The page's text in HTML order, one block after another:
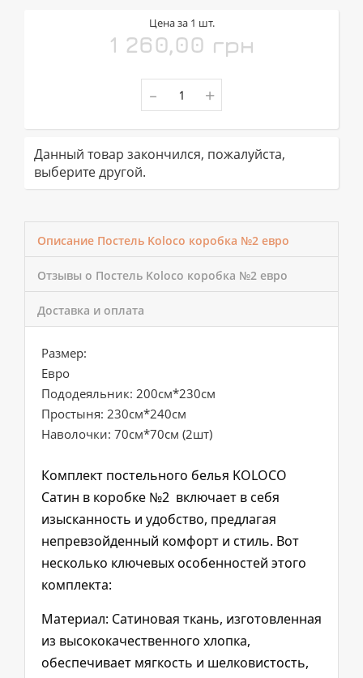
Цена за 1 шт.
1 260,00 грн
- +
Данный товар закончился, пожалуйста,
выберите другой.
Описание Постель Koloco коробка №2 евро
Отзывы о Постель Koloco коробка №2 евро
Доставка и оплата
Размер:
Евро
Пододеяльник: 200см*230см
Простыня: 230см*240см
Наволочки: 70см*70см (2шт)
Комплект постельного белья KOLOCO
Сатин в коробке №2 включает в себя
изысканность и удобство, предлагая
непревзойденный комфорт и стиль. Вот
несколько ключевых особенностей этого
комплекта:
Материал: Сатиновая ткань, изготовленная
из высококачественного хлопка,
обеспечивает мягкость и шелковистость,